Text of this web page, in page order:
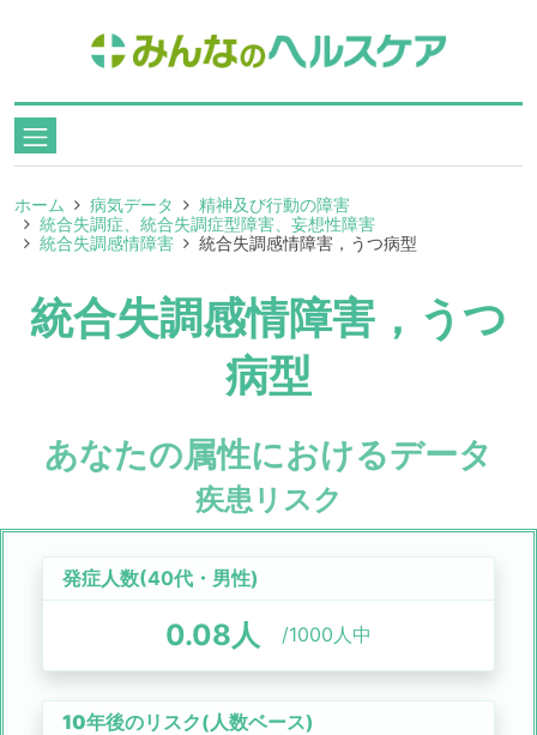
ホーム 病気データ
精神及び行動の障害
統合失調症、統合失調症型障害、妄想性障害
統合失調感情障害
統合失調感情障害，うつ病型
統合失調感情障害，うつ
病型
あなたの属性におけるデータ
疾患リスク
発症人数(40代 ・ 男性)
0.08人 /1000人中
10年後のリスク(人数ベース)